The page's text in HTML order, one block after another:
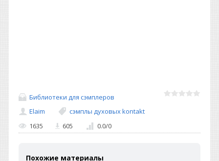
Библиотеки для сэмплеров
Elaim
сэмплы духовых kontakt
1635
605 0.0/0
Похожие материалы